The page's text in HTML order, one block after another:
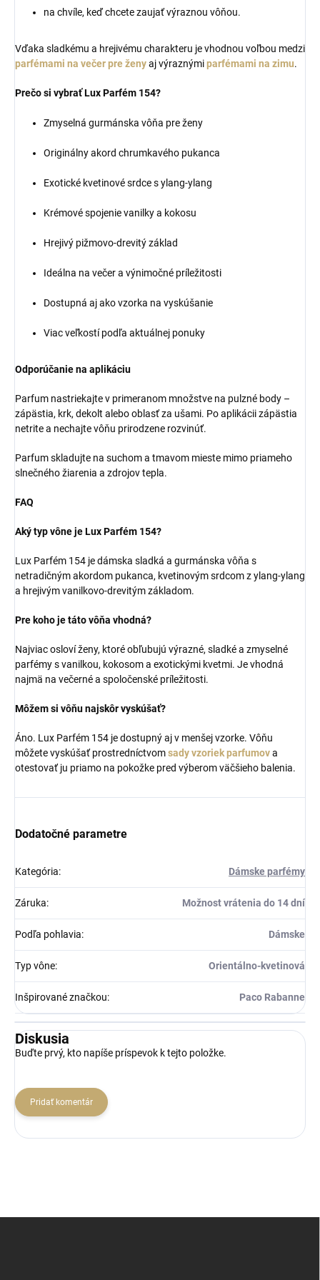
na chvíle, keď chcete zaujať výraznou vôňou.
Vďaka sladkému a hrejivému charakteru je vhodnou voľbou medzi
parfémami na večer pre ženyaj výraznýmiparfémami na zimu.
Prečo si vybrať Lux Parfém 154?
Zmyselná gurmánska vôňa pre ženy
Originálny akord chrumkavého pukanca
Exotické kvetinové srdce s ylang-ylang
Krémové spojenie vanilky a kokosu
Hrejivý pižmovo-drevitý základ
Ideálna na večer a výnimočné príležitosti
Dostupná aj ako vzorka na vyskúšanie
Viac veľkostí podľa aktuálnej ponuky
Odporúčanie na aplikáciu
Parfum nastriekajte v primeranom množstve na pulzné body –
zápästia, krk, dekolt alebo oblasť za ušami. Po aplikácii zápästia
netrite a nechajte vôňu prirodzene rozvinúť.
Parfum skladujte na suchom a tmavom mieste mimo priameho
slnečného žiarenia a zdrojov tepla.
FAQ
Aký typ vône je Lux Parfém 154?
Lux Parfém 154 je dámska sladká a gurmánska vôňa s
netradičným akordom pukanca, kvetinovým srdcom z ylang-ylang
a hrejivým vanilkovo-drevitým základom.
Pre koho je táto vôňa vhodná?
Najviac osloví ženy, ktoré obľubujú výrazné, sladké a zmyselné
parfémy s vanilkou, kokosom a exotickými kvetmi. Je vhodná
najmä na večerné a spoločenské príležitosti.
Môžem si vôňu najskôr vyskúšať?
Áno. Lux Parfém 154 je dostupný aj v menšej vzorke. Vôňu
môžete vyskúšať prostredníctvomsady vzoriek parfumova
otestovať ju priamo na pokožke pred výberom väčšieho balenia.
Dodatočné parametre
Kategória: Dámske parfémy
Záruka: Možnost vrátenia do 14 dní
Podľa pohlavia: Dámske
Typ vône: Orientálno-kvetinová
Inšpirované značkou: Paco Rabanne
Diskusia
Buďte prvý, kto napíše príspevok k tejto položke.
Pridať komentár